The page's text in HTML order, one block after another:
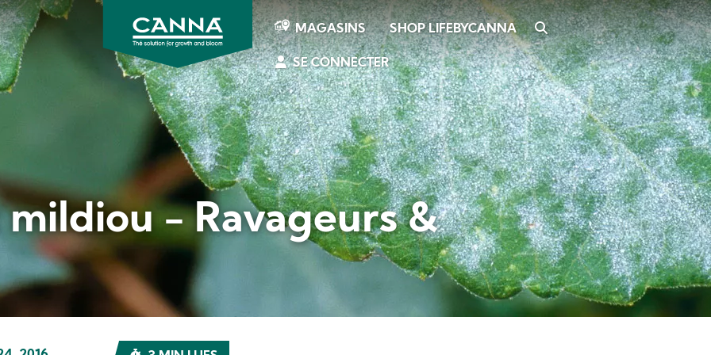
CANNA
MAGASINS SHOP LIFEBYCANNA SEARCH
SE CONNECTER
- Ravageurs &